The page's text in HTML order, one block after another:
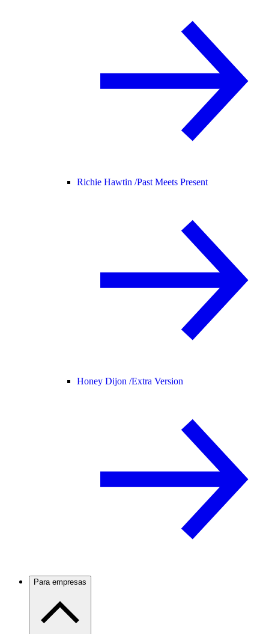
Richie Hawtin /Past Meets Present
Honey Dijon /Extra Version
Para empresas